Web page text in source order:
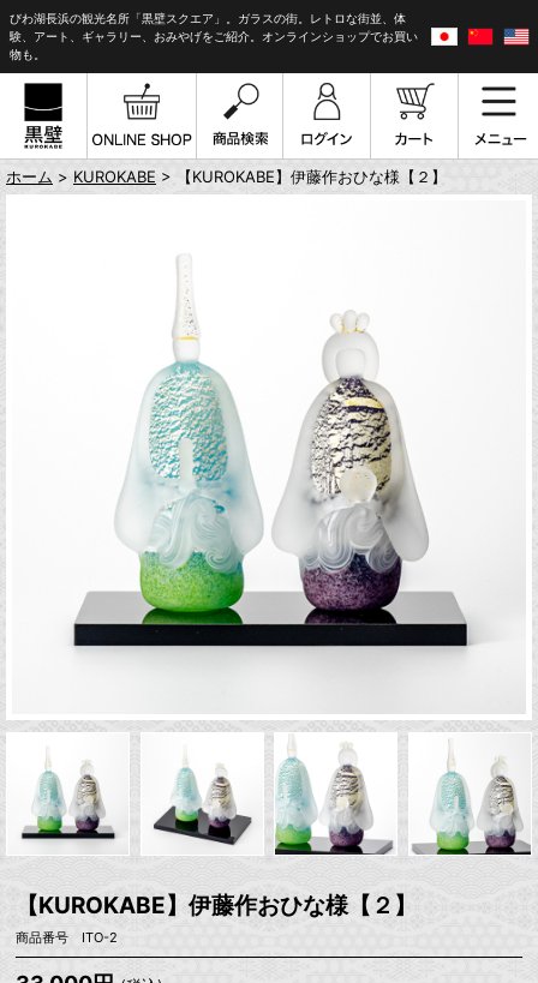
びわ湖長浜の観光名所「黒壁スクエア」。ガラスの街。レトロな街並、体
験、アート、ギャラリー、おみやげをご紹介。オンラインショップでお買い
物も。
ホーム > KUROKABE > 【KUROKABE】伊藤作おひな様【２】
【KUROKABE】伊藤作おひな様【２】
商品番号 ITO-2